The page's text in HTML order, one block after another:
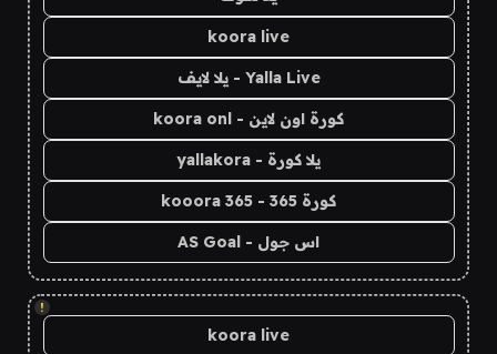
koora live
Yalla Live - يلا لايف
كورة اون لاين - koora onl
يلا كورة - yallakora
كورة 365 - kooora 365
اس جول - AS Goal
!
koora live